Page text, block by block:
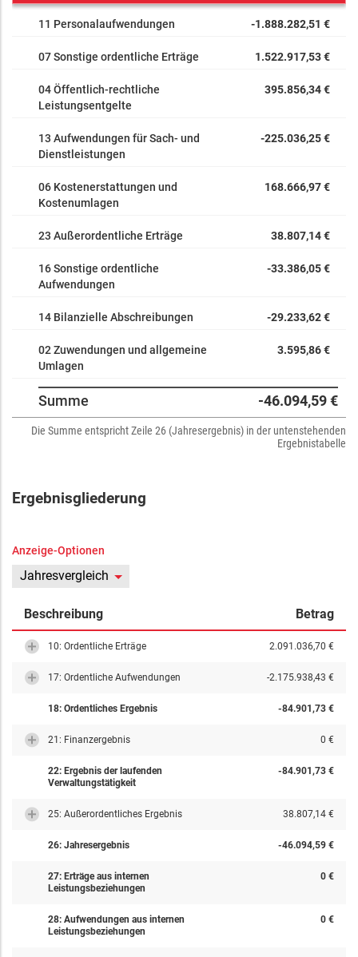
11 Personalaufwendungen -1.888.282,51 €
07 Sonstige ordentliche Erträge 1.522.917,53 €
04 Öffentlich-rechtliche
Leistungsentgelte
395.856,34 €
13 Aufwendungen für Sach- und
Dienstleistungen
-225.036,25 €
06 Kostenerstattungen und
Kostenumlagen
168.666,97 €
23 Außerordentliche Erträge 38.807,14 €
16 Sonstige ordentliche
Aufwendungen
-33.386,05 €
14 Bilanzielle Abschreibungen -29.233,62 €
02 Zuwendungen und allgemeine
Umlagen
3.595,86 €
Summe -46.094,59 €
Die Summe entspricht Zeile 26 (Jahresergebnis) in der untenstehenden
Ergebnistabelle
Ergebnisgliederung
Anzeige-Optionen
Jahresvergleich
Beschreibung Betrag
10: Ordentliche Erträge 2.091.036,70 €
17: Ordentliche Aufwendungen -2.175.938,43 €
18: Ordentliches Ergebnis -84.901,73 €
21: Finanzergebnis 0 €
22: Ergebnis der laufenden
Verwaltungstätigkeit
-84.901,73 €
25: Außerordentliches Ergebnis 38.807,14 €
26: Jahresergebnis -46.094,59 €
27: Erträge aus internen
Leistungsbeziehungen
0 €
28: Aufwendungen aus internen
Leistungsbeziehungen
0 €